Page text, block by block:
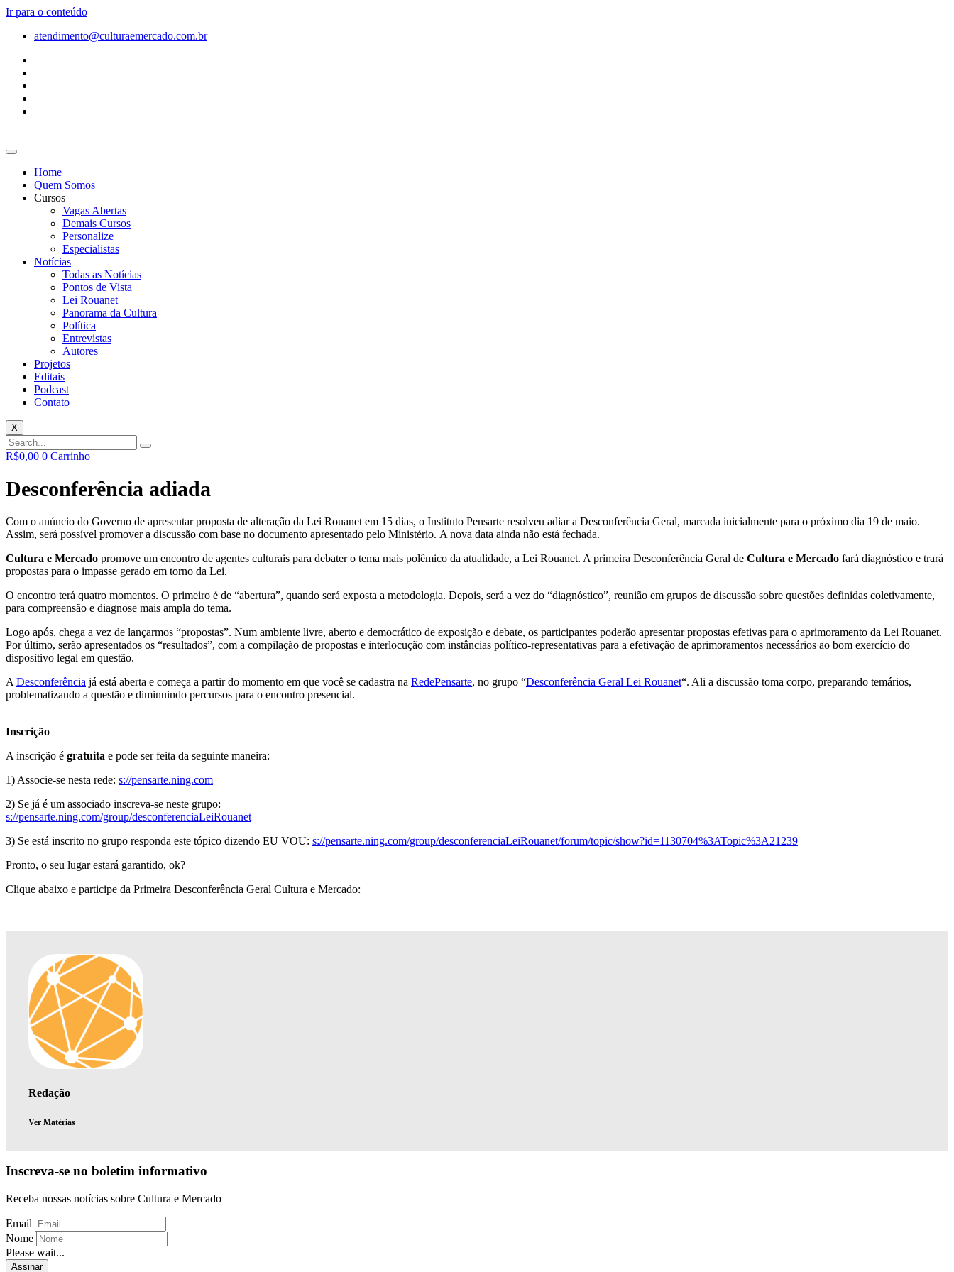
Ir para o conteúdo
atendimento@culturaemercado.com.br
Home
Quem Somos
Cursos
Vagas Abertas
Demais Cursos
Personalize
Especialistas
Notícias
Todas as Notícias
Pontos de Vista
Lei Rouanet
Panorama da Cultura
Política
Entrevistas
Autores
Projetos
Editais
Podcast
Contato
X
R$0,00 0 Carrinho
Desconferência adiada
Com o anúncio do Governo de apresentar proposta de alteração da Lei Rouanet em 15 dias, o Instituto Pensarte resolveu adiar a Desconferência Geral, marcada inicialmente para o próximo dia 19 de maio.
Assim, será possível promover a discussão com base no documento apresentado pelo Ministério. A nova data ainda não está fechada.
Cultura e Mercado promove um encontro de agentes culturais para debater o tema mais polêmico da atualidade, a Lei Rouanet. A primeira Desconferência Geral de Cultura e Mercado fará diagnóstico e trará
propostas para o impasse gerado em torno da Lei.
O encontro terá quatro momentos. O primeiro é de “abertura”, quando será exposta a metodologia. Depois, será a vez do “diagnóstico”, reunião em grupos de discussão sobre questões definidas coletivamente,
para compreensão e diagnose mais ampla do tema.
Logo após, chega a vez de lançarmos “propostas”. Num ambiente livre, aberto e democrático de exposição e debate, os participantes poderão apresentar propostas efetivas para o aprimoramento da Lei Rouanet.
Por último, serão apresentados os “resultados”, com a compilação de propostas e interlocução com instâncias político-representativas para a efetivação de aprimoramentos necessários ao bom exercício do
dispositivo legal em questão.
A Desconferência já está aberta e começa a partir do momento em que você se cadastra na RedePensarte, no grupo “Desconferência Geral Lei Rouanet“. Ali a discussão toma corpo, preparando temários,
problematizando a questão e diminuindo percursos para o encontro presencial.
Inscrição
A inscrição é gratuita e pode ser feita da seguinte maneira:
1) Associe-se nesta rede: s://pensarte.ning.com
2) Se já é um associado inscreva-se neste grupo:
s://pensarte.ning.com/group/desconferenciaLeiRouanet
3) Se está inscrito no grupo responda este tópico dizendo EU VOU: s://pensarte.ning.com/group/desconferenciaLeiRouanet/forum/topic/show?id=1130704%3ATopic%3A21239
Pronto, o seu lugar estará garantido, ok?
Clique abaixo e participe da Primeira Desconferência Geral Cultura e Mercado:
Redação
Ver Matérias
Inscreva-se no boletim informativo
Receba nossas notícias sobre Cultura e Mercado
Email
Nome
Please wait...
Assinar